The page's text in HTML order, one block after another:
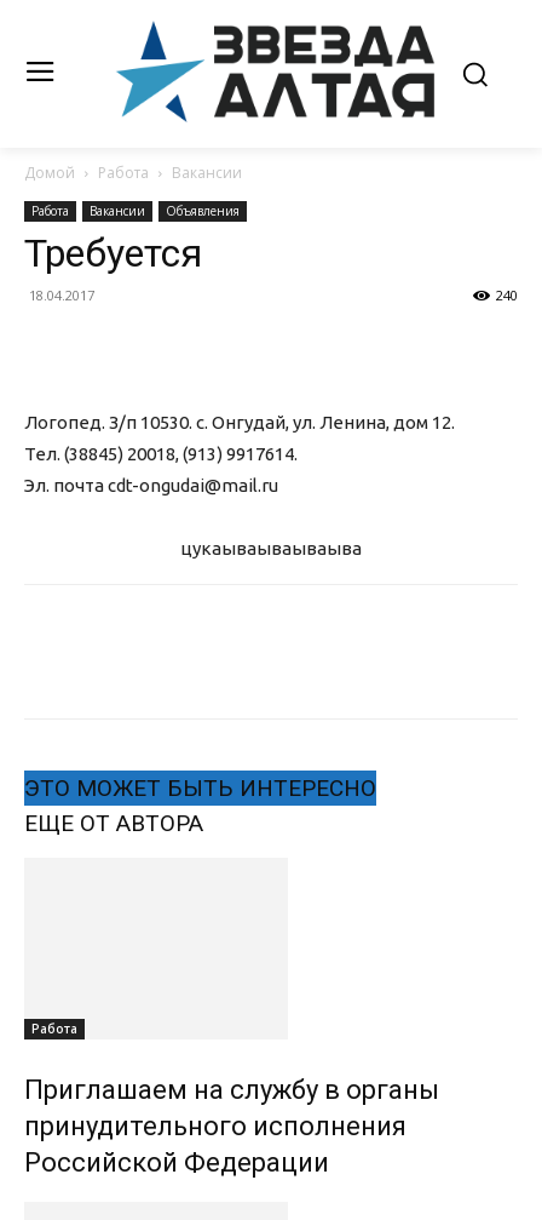
Домой Работа Вакансии
Работа Вакансии Объявления
Требуется
18.04.2017 240
Логопед. З/п 10530. с. Онгудай, ул. Ленина, дом 12.
Тел. (38845) 20018, (913) 9917614.
Эл. почта cdt-ongudai@mail.ru
цукаываываываыва
ЭТО МОЖЕТ БЫТЬ ИНТЕРЕСНО
ЕЩЕ ОТ АВТОРА
Работа
Приглашаем на службу в органы
принудительного исполнения
Российской Федерации